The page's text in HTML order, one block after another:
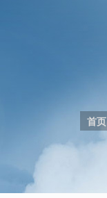
首页